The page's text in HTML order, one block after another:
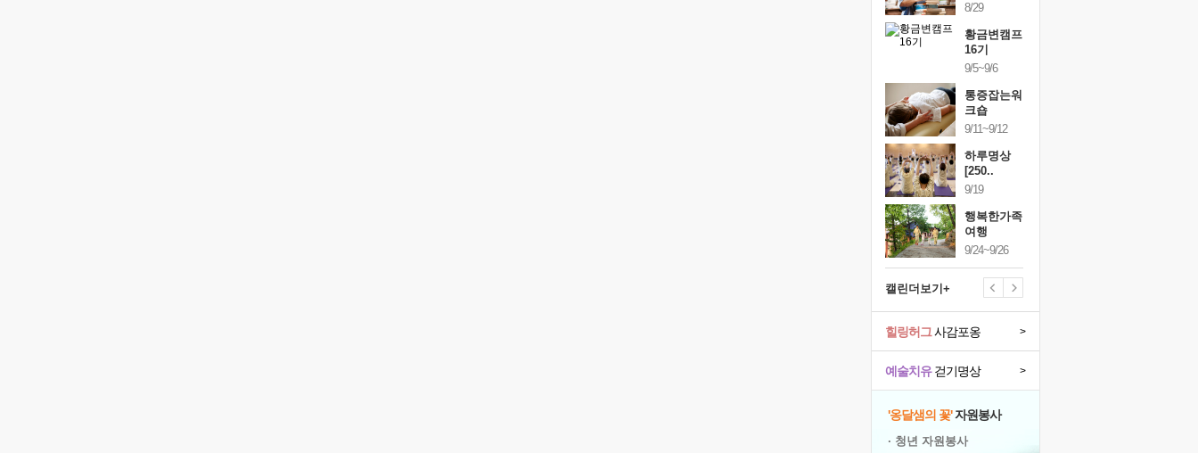
8/29
황금변캠프
16기
9/5~9/6
통증잡는워
크숍
9/11~9/12
하루명상
[250..
9/19
행복한가족
여행
9/24~9/26
캘린더보기+
예술치유걷기명상 >
힐링허그사감포옹 >
'옹달샘의 꽃'자원봉사
· 청년 자원봉사